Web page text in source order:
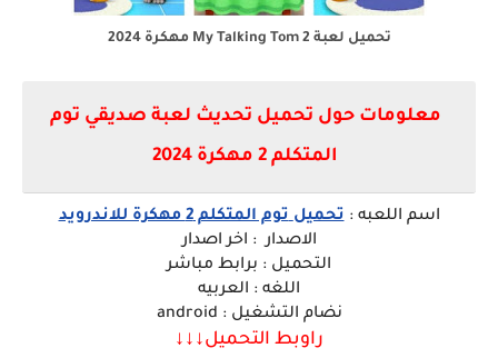
تحميل لعبة My Talking Tom 2 مهكرة 2024
معلومات حول تحميل تحديث لعبة صديقي توم
المتكلم 2 مهكرة 2024
اسم اللعبه :تحميل توم المتكلم 2 مهكرة للاندرويد
الاصدار : اخر اصدار
التحميل : برابط مباشر
اللغه : العربيه
نضام التشغيل : android
راوبط التحميل↓↓ ↓